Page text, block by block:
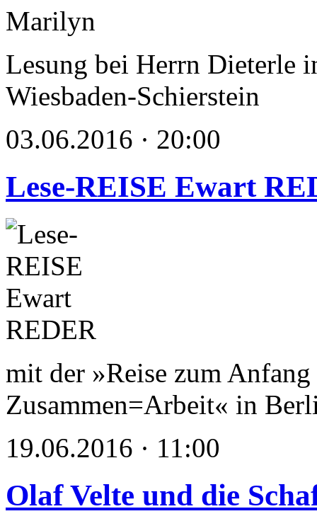
Lesung bei Herrn Dieterle
Wiesbaden-Schierstein
03.06.2016 · 20:00
Lese-REISE Ewart
mit der »Reise zum
Zusammen=Arbeit« in
19.06.2016 · 11:00
Olaf Velte und die